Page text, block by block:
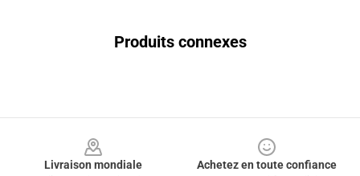
Produits connexes
Livraison mondiale
Achetez en toute confiance